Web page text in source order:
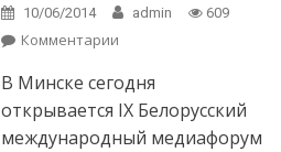
10/06/2014 admin 609
Комментарии
Белорусский
международный
медиафорум
В Минске сегодня
открывается IХ Белорусский
международный медиафорум